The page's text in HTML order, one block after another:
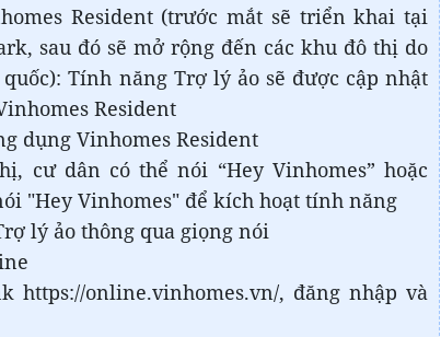
Resident (trước mắt sẽ triển khai tại
sau đó sẽ mở rộng đến các khu đô thị do
Tính năng Trợ lý ảo sẽ được cập nhật
Resident
dụng Vinhomes Resident
cư dân có thể nói “Hey Vinhomes” hoặc
"Hey Vinhomes" để kích hoạt tính năng
lý ảo thông qua giọng nói
https://online.vinhomes.vn/, đăng nhập và